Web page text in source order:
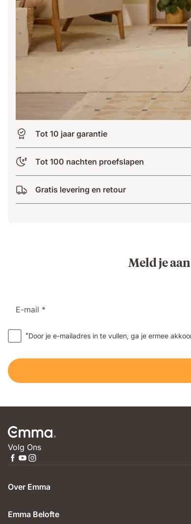
Tot 10 jaar garantie
Tot 100 nachten proefslapen
Gratis levering en retour
Meld je
E-mail *
*Door je e-mailadres in te vullen, ga je ermee
Volg Ons
Over Emma
Emma Belofte